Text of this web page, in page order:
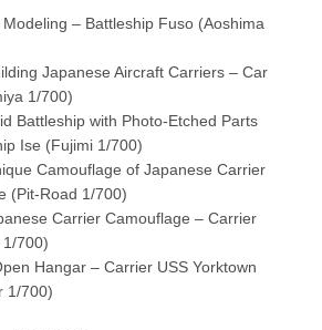
– Battleship Fuso (Aoshima
Japanese Aircraft Carriers – Car
1/700)
Battleship with Photo-Etched Parts
Ise (Fujimi 1/700)
Camouflage of Japanese Carrier
(Pit-Road 1/700)
Carrier Camouflage – Carrier
700)
Hangar – Carrier USS Yorktown
1/700)